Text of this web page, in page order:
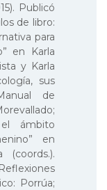
Publicó
de libro:
para
en Karla
y Karla
sus
de
ámbito
en
Porrúa;